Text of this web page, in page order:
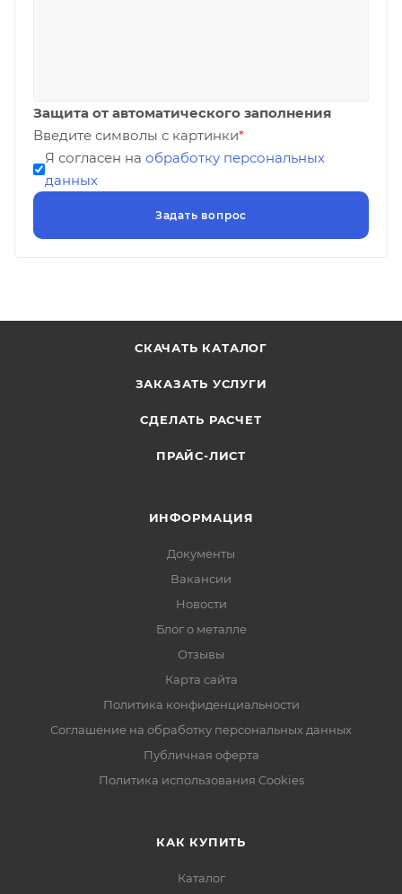
Защита от автоматического заполнения
Введите символы с картинки*
Я согласен на обработку персональных
данных
СКАЧАТЬ КАТАЛОГ
ЗАКАЗАТЬ УСЛУГИ
СДЕЛАТЬ РАСЧЕТ
ПРАЙС-ЛИСТ
ИНФОРМАЦИЯ
Документы
Вакансии
Новости
Блог о металле
Отзывы
Карта сайта
Политика конфиденциальности
Соглашение на обработку персональных данных
Публичная оферта
Политика использования Cookies
КАК КУПИТЬ
Каталог